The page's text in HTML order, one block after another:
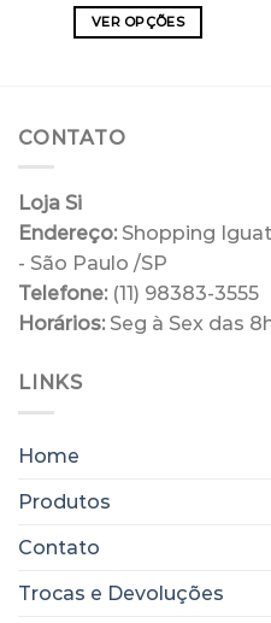
VER OPÇÕES
podem
ser
na
página
CONTATO
Loja Si
Endereço: Shopping
- São Paulo /SP
Telefone: (11) 98383-3555
Horários: Seg à Sex das
LINKS
Home
Produtos
Contato
Trocas e Devoluções